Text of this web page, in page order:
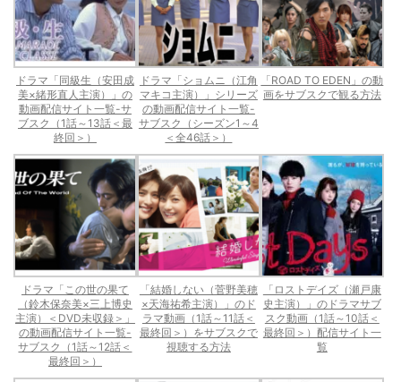
ドラマ「同級生（安田成
美×緒形直人主演）」の
動画配信サイト一覧-サ
ブスク（1話～13話＜最
終回＞）
ドラマ「ショムニ（江角
マキコ主演）」シリーズ
の動画配信サイト一覧-
サブスク（シーズン1～4
＜全46話＞）
「ROAD TO EDEN」の動
画をサブスクで観る方法
ドラマ「この世の果て
（鈴木保奈美×三上博史
主演）＜DVD未収録＞」
の動画配信サイト一覧-
サブスク（1話～12話＜
最終回＞）
「結婚しない（菅野美穂
×天海祐希主演）」のド
ラマ動画（1話～11話＜
最終回＞）をサブスクで
視聴する方法
「ロストデイズ（瀬戸康
史主演）」のドラマサブ
スク動画（1話～10話＜
最終回＞）配信サイト一
覧